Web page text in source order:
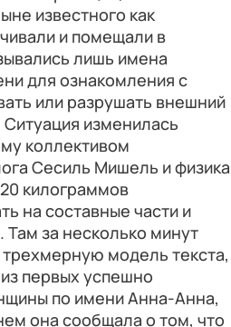
известного как
и помещали в
лишь имена
для ознакомления с
или разрушать внешний
изменилась
коллективом
Сесиль Мишель и физика
килограммов
на составные части и
за несколько минут
модель текста,
первых успешно
по имени Анна-Анна,
она сообщала о том, что